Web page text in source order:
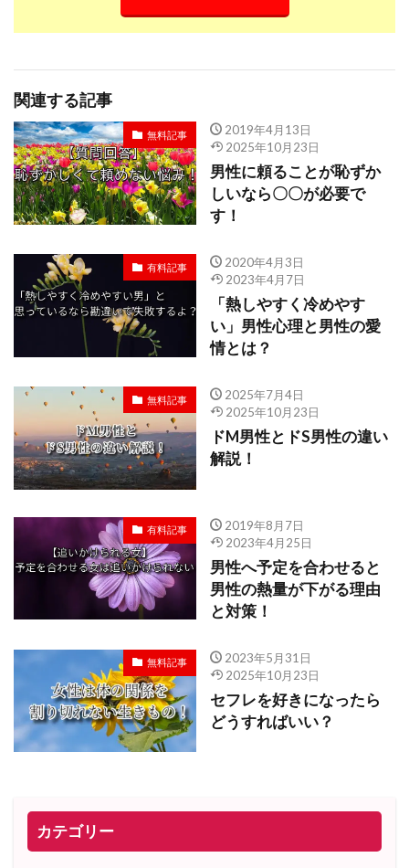
関連する記事
無料記事
2019年4月13日
2025年10月23日
男性に頼ることが恥ずか
しいなら〇〇が必要で
す！
有料記事
2020年4月3日
2023年4月7日
「熱しやすく冷めやす
い」男性心理と男性の愛
情とは？
無料記事
2025年7月4日
2025年10月23日
ドM男性とドS男性の違い
解説！
有料記事
2019年8月7日
2023年4月25日
男性へ予定を合わせると
男性の熱量が下がる理由
と対策！
無料記事
2023年5月31日
2025年10月23日
セフレを好きになったら
どうすればいい？
カテゴリー